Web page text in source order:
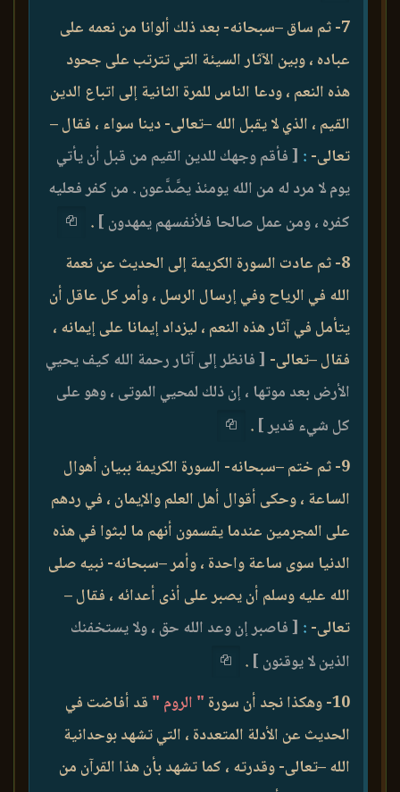
7- ثم ساق –سبحانه- بعد ذلك ألوانا من نعمه على
عباده ، وبين الآثار السيئة التي تترتب على جحود
هذه النعم ، ودعا الناس للمرة الثانية إلى اتباع الدين
القيم ، الذي لا يقبل الله –تعالى- دينا سواء ، فقال –
تعالى- : [ فأقم وجهك للدين القيم من قبل أن يأتي
يوم لا مرد له من الله يومئذ يصَّدَّعون . من كفر فعليه
كفره ، ومن عمل صالحا فلأنفسهم يمهدون ] .
8- ثم عادت السورة الكريمة إلى الحديث عن نعمة
الله في الرياح وفي إرسال الرسل ، وأمر كل عاقل أن
يتأمل في آثار هذه النعم ، ليزداد إيمانا على إيمانه ،
فقال –تعالى- [ فانظر إلى آثار رحمة الله كيف يحيي
الأرض بعد موتها ، إن ذلك لمحيي الموتى ، وهو على
كل شيء قدير ] .
9- ثم ختم –سبحانه- السورة الكريمة ببيان أهوال
الساعة ، وحكى أقوال أهل العلم والإيمان ، في ردهم
على المجرمين عندما يقسمون أنهم ما لبثوا في هذه
الدنيا سوى ساعة واحدة ، وأمر –سبحانه- نبيه صلى
الله عليه وسلم أن يصبر على أذى أعدائه ، فقال –
تعالى- : [ فاصبر إن وعد الله حق ، ولا يستخفنك
الذين لا يوقنون ] .
10- وهكذا نجد أن سورة
" الروم " قد أفاضت في
الحديث عن الأدلة المتعددة ، التي تشهد بوحدانية
الله –تعالى- وقدرته ، كما تشهد بأن هذا القرآن من